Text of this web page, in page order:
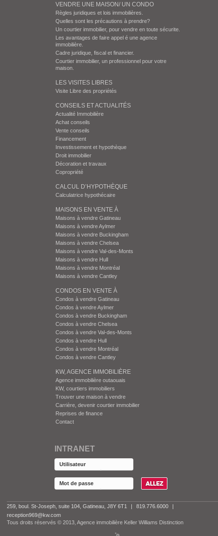
VENDRE UNE MAISON/ UN CONDO
Règles juridiques et lois immobilières.
Quelles sont les précautions à prendre?
Un courtier immobilier, pour vendre en toute sécurite.
Les avantages de faire appel é une agence
immobilière.
Cadre juridique, fiscal et financier.
Courtier immobilier, un professionnel pour votre
maison.
LES VISITES LIBRES
Visite Libre des propriétés
CONSEILS ET ACTUALITÉS
Actualité Immobilière
Achat conseils
Vente conseils
Financement
Investissement et hypothèque
Droit immobilier
Décoration et travaux
Copropriété
CALCUL D’HYPOTHÈQUE
Calculatrice hypothécaire
MAISONS EN VENTE À
Maisons à vendre Gatineau
Maisons à vendre Aylmer
Maisons à vendre Buckingham
Maisons à vendre Chelsea
Maisons à vendre Val-des-Monts
Maisons à vendre Hull
Maisons à vendre Montréal
Maisons à vendre Cantley
CONDOS EN VENTE À
Condos à vendre Gatineau
Condos à vendre Aylmer
Condos à vendre Buckingham
Condos à vendre Chelsea
Condos à vendre Val-des-Monts
Condos à vendre Hull
Condos à vendre Montréal
Condos à vendre Cantley
KW, AGENCE IMMOBILIÈRE
Agence immobilière outaouais
KW, courtiers immobiliers
Trouver une maison à vendre
Carrière, devenir courtier immobilier
Reprises de finance
Contact
INTRANET
259, boul. St-Joseph, suite 104, Gatineau, J8Y 6T1 | 819.776.6000
|
reception969@kw.com
Tous droits réservés © 2013, Agence immobilière Keller Williams Distinction